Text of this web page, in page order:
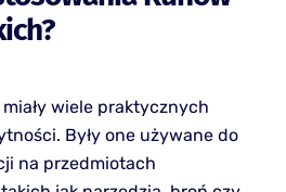
wiele praktycznych
Były one używane do
na przedmiotach